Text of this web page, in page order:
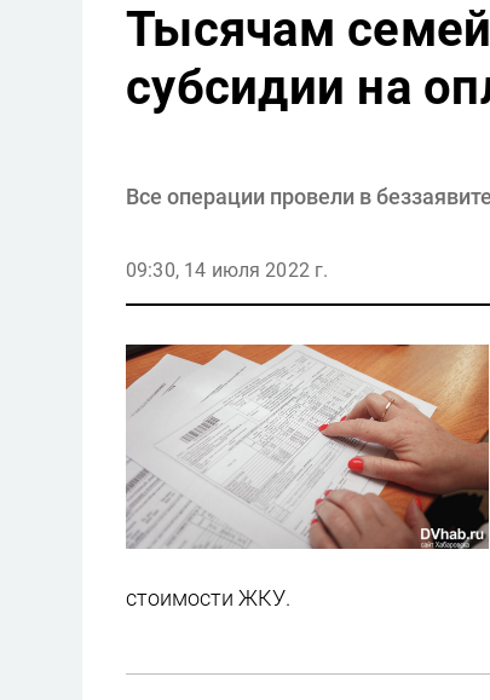
Тысячам
субсидии на
Все операции провели в
09:30, 14 июля 2022 г.
стоимости ЖКУ.